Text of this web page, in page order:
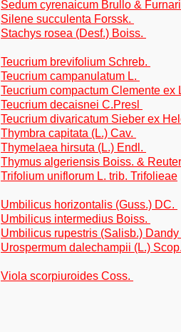
Sedum cyrenaicum Brullo &
Silene succulenta Forssk.
Stachys rosea (Desf.) Boiss.
Teucrium brevifolium Schreb.
Teucrium campanulatum L.
Teucrium compactum Clemente ex
Teucrium decaisnei C.Presl
Teucrium divaricatum Sieber ex
Thymbra capitata (L.) Cav.
Thymelaea hirsuta (L.) Endl.
Thymus algeriensis Boiss. &
Trifolium uniflorum L. trib. Trifolieae
Umbilicus horizontalis (Guss.) DC.
Umbilicus intermedius Boiss.
Umbilicus rupestris (Salisb.) Dandy
Urospermum dalechampii (L.)
Viola scorpiuroides Coss.